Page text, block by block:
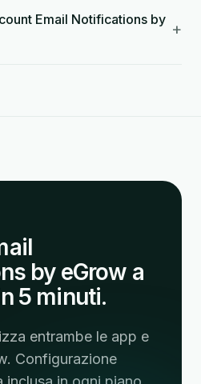
Email Notifications by +
by eGrow a
5 minuti.
entrambe le app e
Configurazione